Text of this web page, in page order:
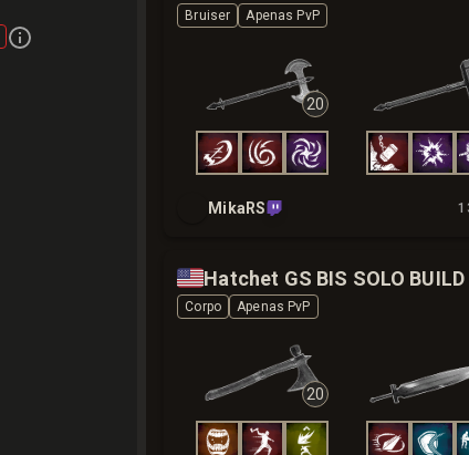
Bruiser Apenas PvP
20
MikaRS
🇺🇸Hatchet GS BIS SOLO BUILD
Corpo Apenas PvP
20